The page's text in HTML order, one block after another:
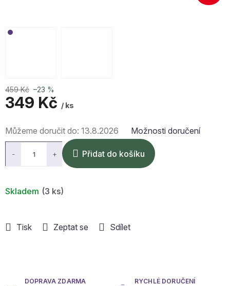
459 Kč –23 %
349 Kč / ks
cena:
Skladem (3 ks)
Můžeme doručit do: 13.8.2026 Možnosti doručení
Přidat do košíku
Tisk Zeptat se Sdílet
DOPRAVA ZDARMA RYCHLÉ DORUČENÍ